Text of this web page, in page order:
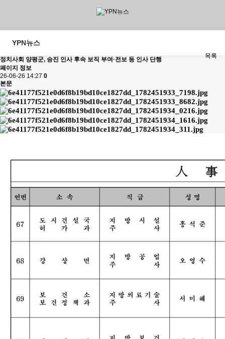
YPN뉴스
목록
정치사회 양평군, 승진 인사 후속 보직 부여·전보 등 인사 단행
페이지 정보
26-06-26 14:27 0
본문